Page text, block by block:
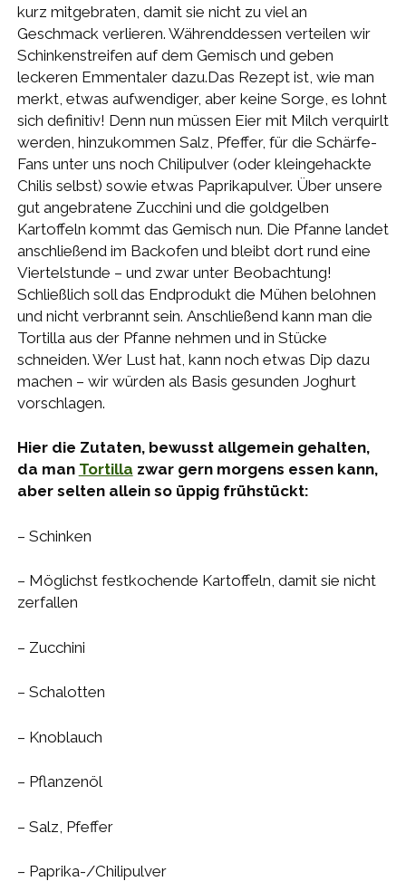
kurz mitgebraten, damit sie nicht zu viel an
Geschmack verlieren. Währenddessen verteilen wir
Schinkenstreifen auf dem Gemisch und geben
leckeren Emmentaler dazu.Das Rezept ist, wie man
merkt, etwas aufwendiger, aber keine Sorge, es lohnt
sich definitiv! Denn nun müssen Eier mit Milch verquirlt
werden, hinzukommen Salz, Pfeffer, für die Schärfe-
Fans unter uns noch Chilipulver (oder kleingehackte
Chilis selbst) sowie etwas Paprikapulver. Über unsere
gut angebratene Zucchini und die goldgelben
Kartoffeln kommt das Gemisch nun. Die Pfanne landet
anschließend im Backofen und bleibt dort rund eine
Viertelstunde – und zwar unter Beobachtung!
Schließlich soll das Endprodukt die Mühen belohnen
und nicht verbrannt sein. Anschließend kann man die
Tortilla aus der Pfanne nehmen und in Stücke
schneiden. Wer Lust hat, kann noch etwas Dip dazu
machen – wir würden als Basis gesunden Joghurt
vorschlagen.
Hier die Zutaten, bewusst allgemein gehalten,
da man Tortilla zwar gern morgens essen kann,
aber selten allein so üppig frühstückt:
– Schinken
– Möglichst festkochende Kartoffeln, damit sie nicht
zerfallen
– Zucchini
– Schalotten
– Knoblauch
– Pflanzenöl
– Salz, Pfeffer
– Paprika-/Chilipulver